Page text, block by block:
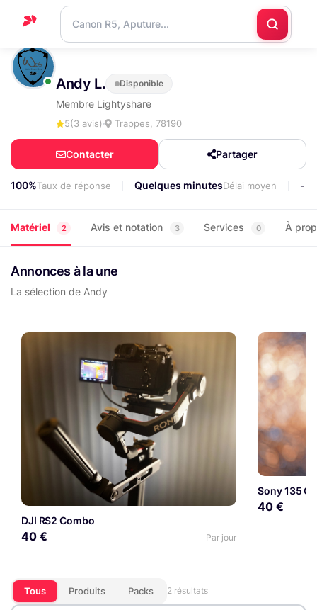
Accueil
Support
Nous
contacter
Andy L. Disponible
Membre Lightyshare
5(3 avis) Trappes, 78190
Contacter Partager
100%Taux de réponse Quelques minutesDélai moyen -
Matériel 2 Avis et notation 3 Services 0 À
Annonces à la une
La sélection de Andy
DJI RS2 Combo
40 € Par jour
Sony 135
40 €
Tous Produits Packs 2 résultats